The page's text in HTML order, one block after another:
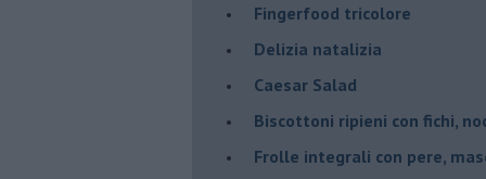
Fingerfood tricolore
Delizia natalizia
Caesar Salad
Biscottoni ripieni con fichi,
Frolle integrali con pere,